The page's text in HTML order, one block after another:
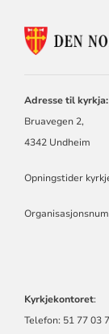
Adresse til kyrkja:
Bruavegen 2,
4342 Undheim
Opningstider
Kyrkjekontoret:
Telefon: 51 77 03